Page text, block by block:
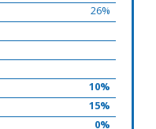
26%
10%
15%
0%